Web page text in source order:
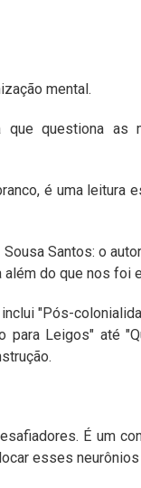
mental.
que questiona as
é uma leitura
Santos: o
do que nos foi
"Pós-
Leigos" até
É um
esses neurônios